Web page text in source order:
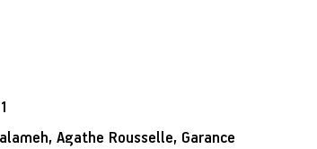
Agathe Rousselle, Garance